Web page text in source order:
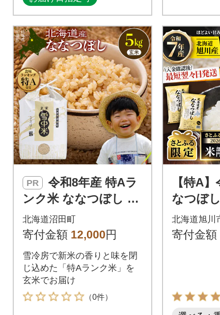
PR
ンク米 ななつぼし 玄
米 5kg(5kg×1袋)【8月
発送】nr-2152
北海道沼田町
寄付金額 12,000円
雪冷房で新米の香りと味を閉
じ込めた「特Aランク米」を
玄米でお届け
（0件）
【特A
なつぼ
北海道
【さと
北海道旭川
寄付金額